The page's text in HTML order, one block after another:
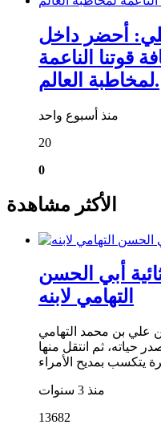
أحضر داخل
قوتنا الناعمة
لمخاطبة العالم.
منذ أسبوع واحد
20
0
الأكثر مشاهدة
(9): رثائية أبي الحسن
التهامي لابنه
علي بن محمد التهامي
عاش صدر حياته، ثم انتقل منها
منذ 3 سنوات
13682